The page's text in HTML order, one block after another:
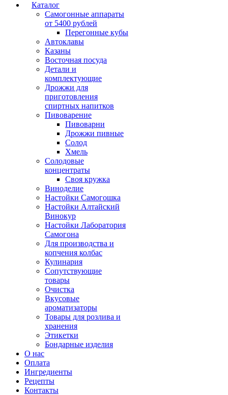
Каталог
Самогонные аппараты
от 5400 рублей
Перегонные кубы
Автоклавы
Казаны
Восточная посуда
Детали и
комплектующие
Дрожжи для
приготовления
спиртных напитков
Пивоварение
Пивоварни
Дрожжи пивные
Солод
Хмель
Солодовые
концентраты
Своя кружка
Виноделие
Настойки Самогошка
Настойки Алтайский
Винокур
Настойки Лаборатория
Самогона
Для производства и
копчения колбас
Кулинария
Сопутствующие
товары
Очистка
Вкусовые
ароматизаторы
Товары для розлива и
хранения
Этикетки
Бондарные изделия
О нас
Оплата
Ингредиенты
Рецепты
Контакты